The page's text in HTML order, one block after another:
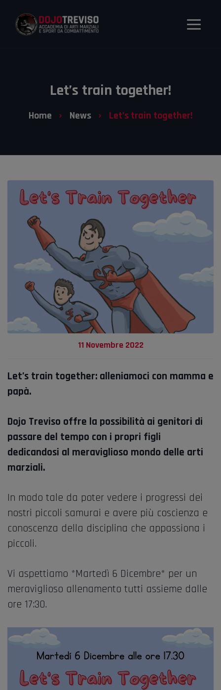
Let’s train together!
Home News Let’s train together!
11 Novembre 2022
Let’s train together: alleniamoci con mamma e
papà.
Dojo Treviso offre la possibilità ai genitori di
passare del tempo con i propri figli
dedicandosi al meraviglioso mondo delle arti
marziali.
In modo tale da poter vedere i progressi dei
nostri piccoli samurai e avere più coscienza e
conoscenza della disciplina che appassiona i
piccoli.
Vi aspettiamo *Martedì 6 Dicembre* per un
meraviglioso allenamento tutti assieme dalle
ore 17:30.